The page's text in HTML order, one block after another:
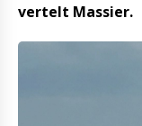
vertelt Massier.